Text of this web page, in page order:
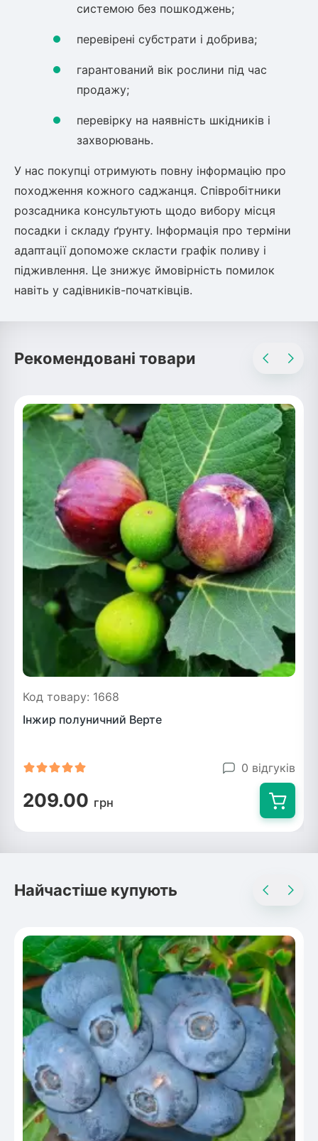
системою без пошкоджень;
перевірені субстрати і добрива;
гарантований вік рослини під час
продажу;
перевірку на наявність шкідників і
захворювань.
У нас покупці отримують повну інформацію про
походження кожного саджанця. Співробітники
розсадника консультують щодо вибору місця
посадки і складу ґрунту. Інформація про терміни
адаптації допоможе скласти графік поливу і
підживлення. Це знижує ймовірність помилок
навіть у садівників-початківців.
Рекомендовані товари
Код товару: 1668
Інжир полуничний Верте
0 відгуків
209.00 грн
Найчастіше купують